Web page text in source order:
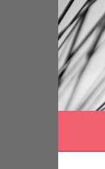
Springe
zum
Inhalt